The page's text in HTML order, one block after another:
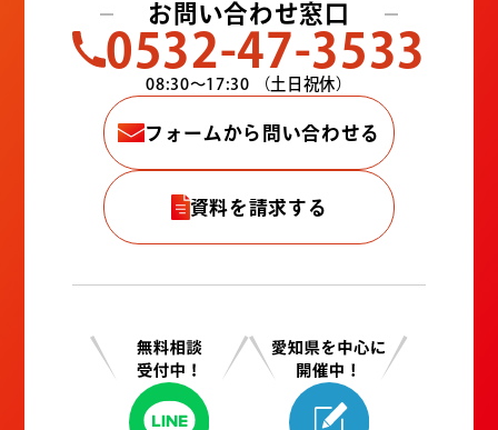
お問い合わせ窓口
0532-47-3533
08:30〜17:30 （土日祝休）
フォームから問い合わせる
資料を請求する